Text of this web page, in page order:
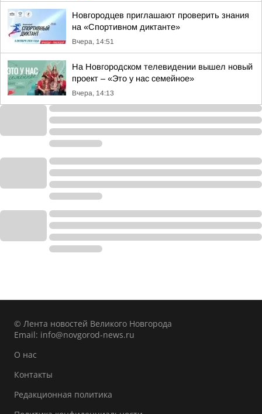
Новгородцев приглашают проверить знания
на «Спортивном диктанте»
Вчера, 14:51
На Новгородском телевидении вышел новый
проект – «Это у нас семейное»
Вчера, 14:13
© Лента новостей Великого Новгорода
Email: info@novgorod-news.ru
О нас
Контакты
Редакционная политика